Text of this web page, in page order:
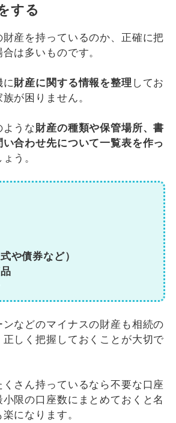
する
財産を持っているのか、正確に把
は多いものです。
に財産に関する情報を整理 してお
が困りません。
うな財産の種類や保管場所、書
合わせ先について一覧表を作っ
う。
や債券など）
などのマイナスの財産も相続の
しく把握しておくことが大切で
くさん持っているなら不要な口座
限の口座数にまとめておくと名
になります。